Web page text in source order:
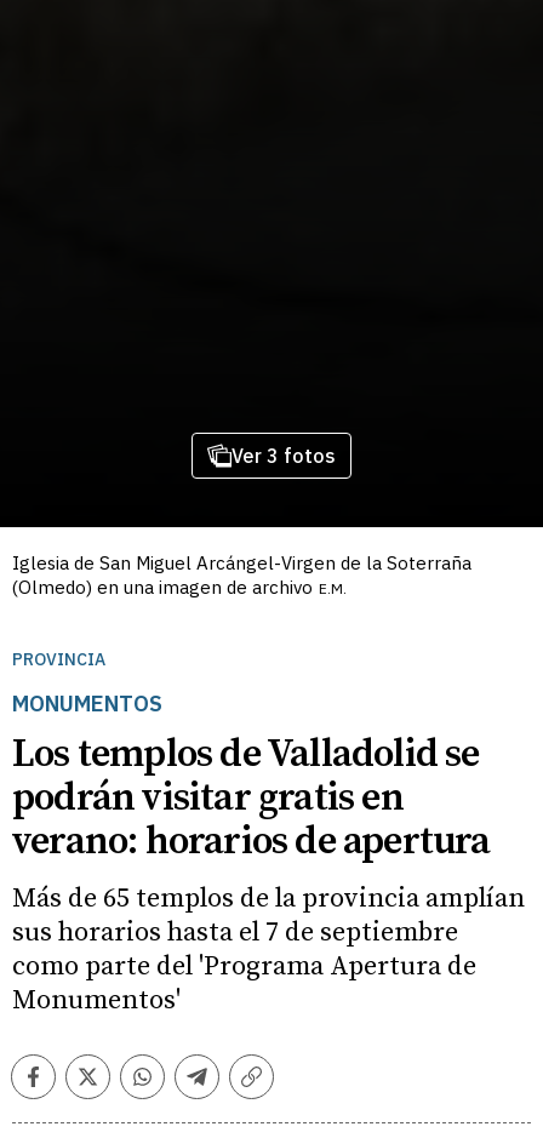
Ver 3 fotos
Iglesia de San Miguel Arcángel-Virgen de la Soterraña
(Olmedo) en una imagen de archivo E.M.
PROVINCIA
MONUMENTOS
Los templos de Valladolid se
podrán visitar gratis en
verano: horarios de apertura
Más de 65 templos de la provincia amplían
sus horarios hasta el 7 de septiembre
como parte del 'Programa Apertura de
Monumentos'
FacebookTwitterWhatsappTelegramCopiar